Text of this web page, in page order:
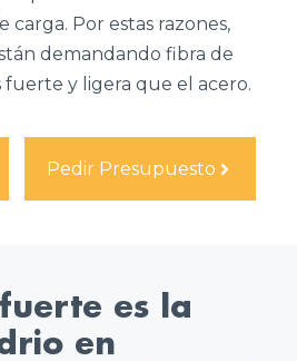
carga. Por estas razones,
demandando fibra de
fuerte y ligera que el acero.
Pedir Presupuesto
es la
en